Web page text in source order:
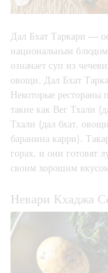
Дал Бхат Таркари —
национальным
означает суп из
овощи. Дал Бхат
Некоторые рестораны
такие как Вег Тхали
Тхали (дал бхат,
баранина карри).
горах, и они готовят
своим хорошим
Невари Кхаджа